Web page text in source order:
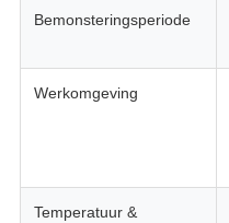
Bemonsteringsperiode
Werkomgeving
Temperatuur &